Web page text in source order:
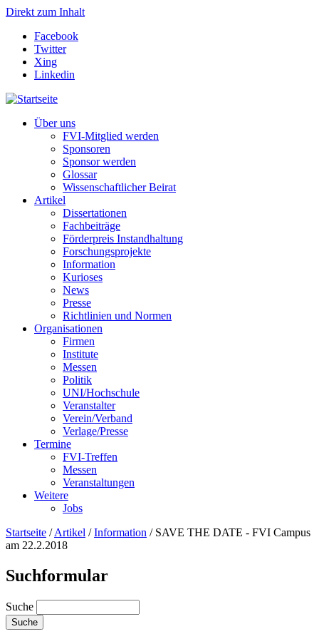
Direkt zum Inhalt
Facebook
Twitter
Xing
Linkedin
Über uns
FVI-Mitglied werden
Sponsoren
Sponsor werden
Glossar
Wissenschaftlicher Beirat
Artikel
Dissertationen
Fachbeiträge
Förderpreis Instandhaltung
Forschungsprojekte
Information
Kurioses
News
Presse
Richtlinien und Normen
Organisationen
Firmen
Institute
Messen
Politik
UNI/Hochschule
Veranstalter
Verein/Verband
Verlage/Presse
Termine
FVI-Treffen
Messen
Veranstaltungen
Weitere
Jobs
Startseite /Artikel /Information / SAVE THE DATE - FVI Campus
am 22.2.2018
Suchformular
Suche